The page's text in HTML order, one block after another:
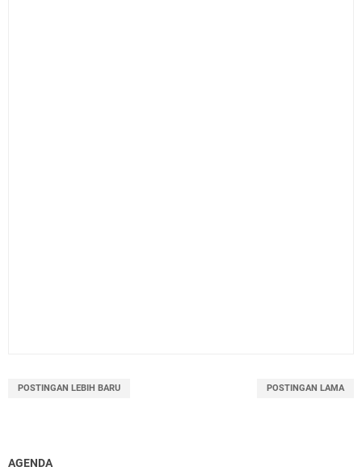
POSTINGAN LEBIH BARU POSTINGAN LAMA
AGENDA